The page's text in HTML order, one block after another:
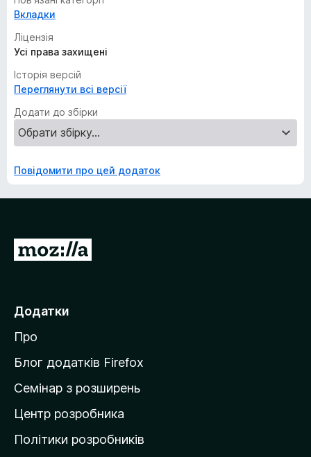
Вкладки
Ліцензія
Усі права захищені
Історія версій
Переглянути всі версії
Додати до збірки
Повідомити про цей додаток
П
е
й
т
и
а
д
о
Додатки
Про
Блог додатків Firefox
Семінар з розширень
Центр розробника
Політики розробників